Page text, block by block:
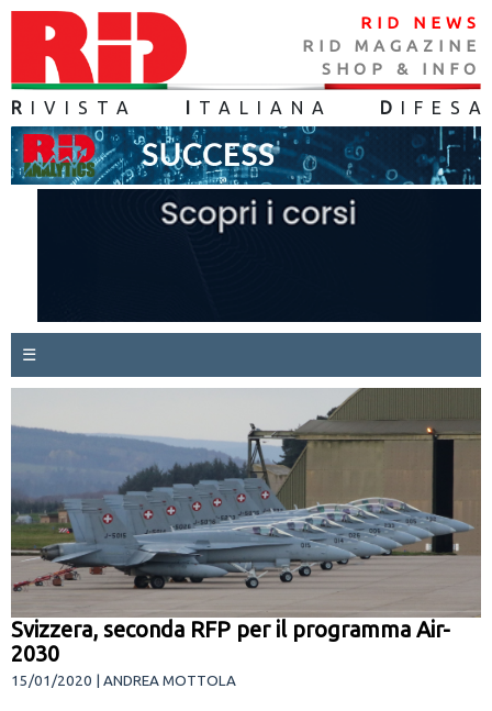
RID NEWS
RID MAGAZINE
SHOP & INFO
R IVISTA TALIANA D IFES A
☰
Svizzera, seconda RFP per il programma Air-
2030
15/01/2020 | ANDREA MOTTOLA